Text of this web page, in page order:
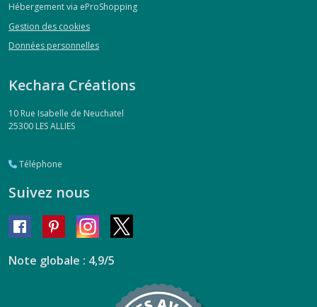
Hébergement via eProShopping
Gestion des cookies
Données personnelles
Kechara Créations
10 Rue Isabelle de Neuchatel
25300 LES ALLIES
Téléphone
Suivez nous
Note globale : 4,9/5